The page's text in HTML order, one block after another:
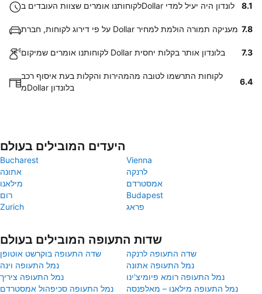
לקוחותנו אומרים שצוות העובדים בDollar לונדון היה יעיל למדי 8.1
על פי דירוג לקוחות, חברת Dollar מעניקה תמורה הולמת למחיר 7.8
לקוחותנו אומרים שמיקום Dollar בלונדון אותר בקלות יחסית 7.3
לקוחות התרשמו לטובה מהמהירות והקלות בעת איסוף רכב
מDollar בלונדון
6.4
היעדים המובילים בעולם
Bucharest
Vienna
אתונה
לרנקה
מילאנו
אמסטרדם
רום
Budapest
Zurich
פראג
שדות התעופה המובילים בעולם
שדה התעופה בוקרשט אוטופן
שדה התעופה לרנקה
נמל התעופה וינה
נמל התעופה אתונה
נמל התעופה ציריך
נמל התעופה רומא פיומיצ'ינו
נמל התעופה סכיפהול אמסטרדם
נמל התעופה מילאנו – מאלפנסה